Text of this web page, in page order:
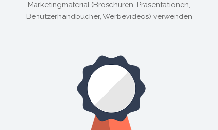
Marketingmaterial (Broschüren, Präsentationen,
Benutzerhandbücher, Werbevideos) verwenden